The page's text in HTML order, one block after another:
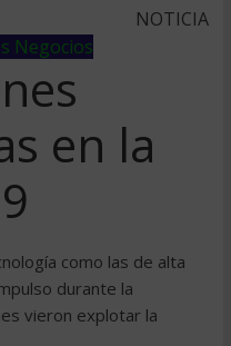
NOTICIA
Negocios
en la
como las de alta
durante la
vieron explotar la